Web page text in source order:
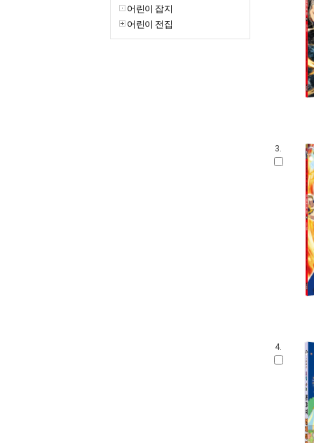
어린이 잡지
어린이 전집
3.
4.